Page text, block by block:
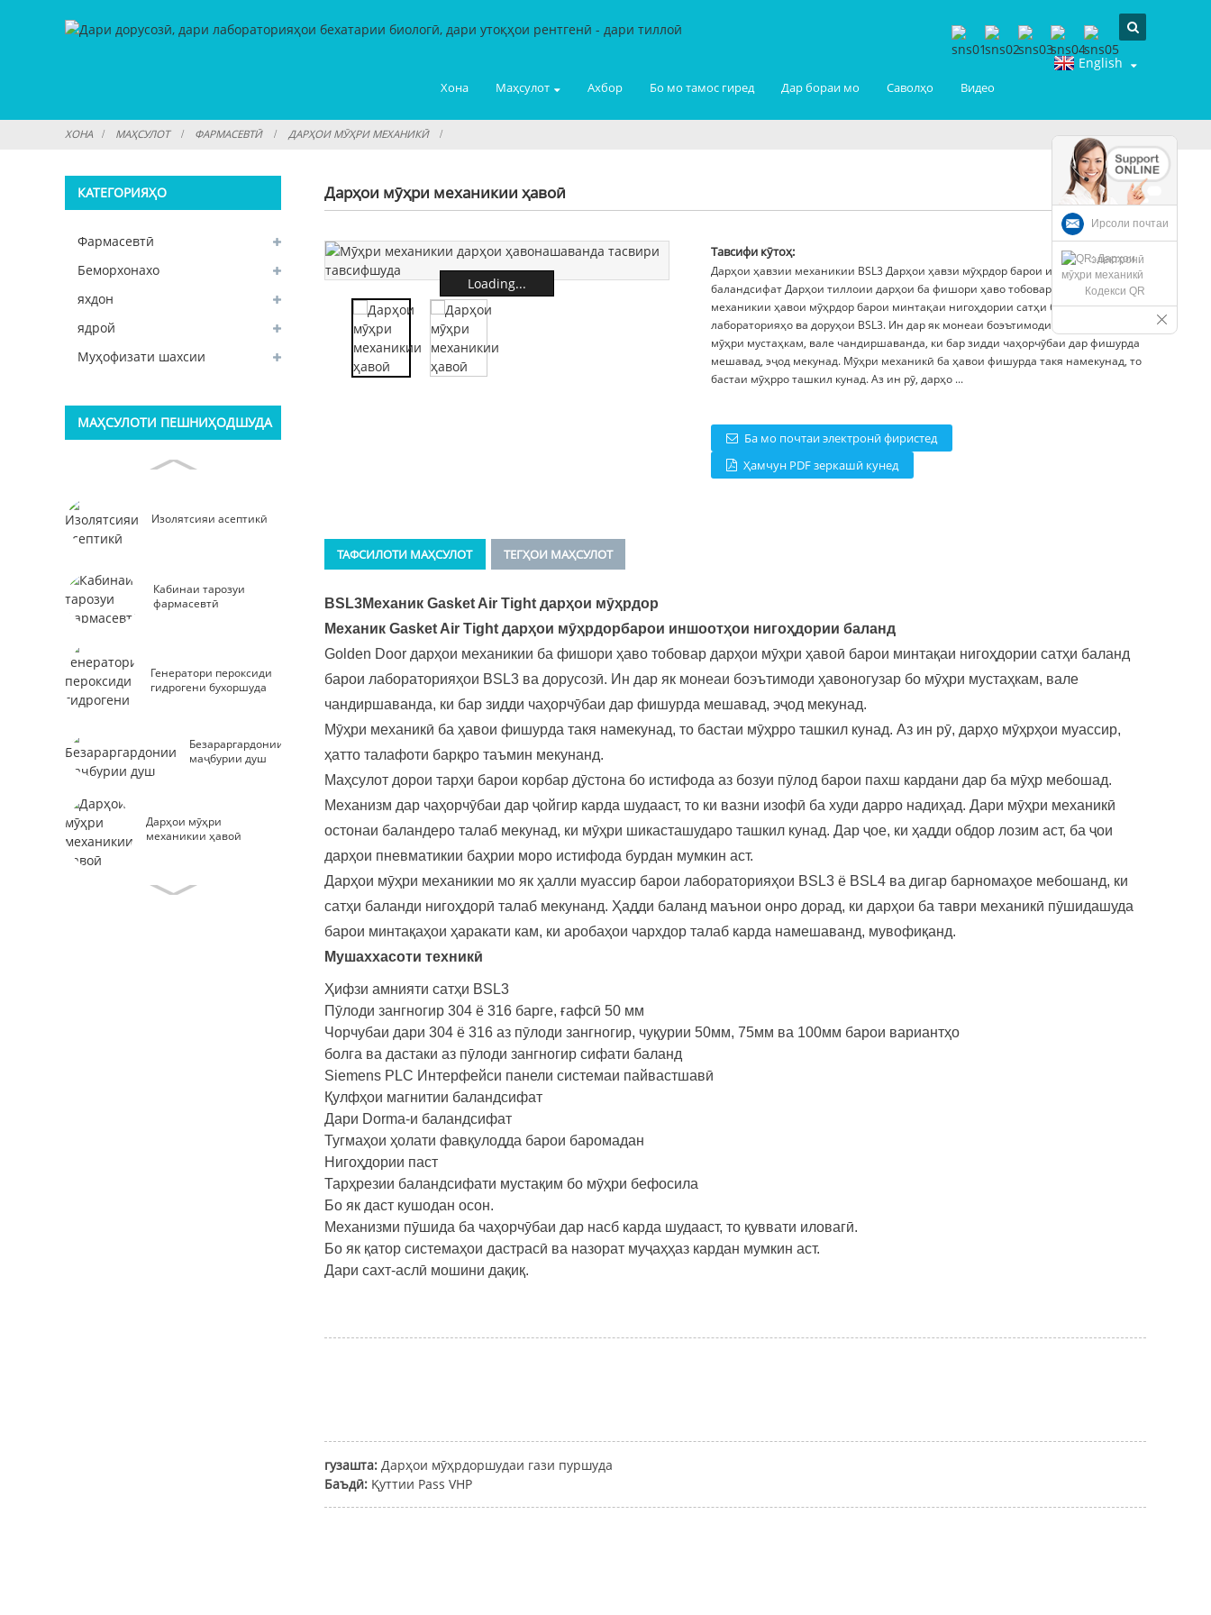
English
Хона Маҳсулот Ахбор Бо мо тамос гиред Дар бораи мо Саволҳо Видео
ХОНА МАҲСУЛОТ ФАРМАСЕВТӢ ДАРҲОИ МӮҲРИ МЕХАНИКӢ
КАТЕГОРИЯҲО
Фармасевтӣ
Беморхонахо
яхдон
ядрой
Муҳофизати шахсии
МАҲСУЛОТИ ПЕШНИҲОДШУДА
Изолятсияи асептикӣ
Кабинаи тарозуи
фармасевтӣ
Генератори пероксиди
гидрогени бухоршуда
Безараргардонии
маҷбурии душ
Дарҳои мӯҳри
механикии ҳавоӣ
Дарҳои
Дарҳои мӯҳри механикии ҳавоӣ
Loading...
Тавсифи кӯтоҳ:
Дарҳои ҳавзии механикии BSL3 Дарҳои ҳавзи мӯҳрдор барои иншоотҳои
баландсифат Дарҳои тиллоии дарҳои ба фишори ҳаво тобовар ба гази
механикии ҳавои мӯҳрдор барои минтақаи нигоҳдории сатҳи баланд барои
лабораторияҳо ва доруҳои BSL3. Ин дар як монеаи боэътимоди ҳавоногузар бо
мӯҳри мустаҳкам, вале чандиршаванда, ки бар зидди чаҳорчӯбаи дар фишурда
мешавад, эҷод мекунад. Мӯҳри механикӣ ба ҳавои фишурда такя намекунад, то
бастаи мӯҳрро ташкил кунад. Аз ин рӯ, дарҳо ...
Ба мо почтаи электронӣ фиристед
Ҳамчун PDF зеркашӣ кунед
ТАФСИЛОТИ МАҲСУЛОТ ТЕГҲОИ МАҲСУЛОТ
BSL3Механик Gasket Air Tight дарҳои мӯҳрдор
Механик Gasket Air Tight дарҳои мӯҳрдорбарои иншоотҳои нигоҳдории баланд
Golden Door дарҳои механикии ба фишори ҳаво тобовар дарҳои мӯҳри ҳавоӣ барои минтақаи нигоҳдории сатҳи баланд
барои лабораторияҳои BSL3 ва дорусозӣ. Ин дар як монеаи боэътимоди ҳавоногузар бо мӯҳри мустаҳкам, вале
чандиршаванда, ки бар зидди чаҳорчӯбаи дар фишурда мешавад, эҷод мекунад.
Мӯҳри механикӣ ба ҳавои фишурда такя намекунад, то бастаи мӯҳрро ташкил кунад. Аз ин рӯ, дарҳо мӯҳрҳои муассир,
ҳатто талафоти барқро таъмин мекунанд.
Маҳсулот дорои тарҳи барои корбар дӯстона бо истифода аз бозуи пӯлод барои пахш кардани дар ба мӯҳр мебошад.
Механизм дар чаҳорчӯбаи дар ҷойгир карда шудааст, то ки вазни изофӣ ба худи дарро надиҳад. Дари мӯҳри механикӣ
остонаи баландеро талаб мекунад, ки мӯҳри шикасташударо ташкил кунад. Дар ҷое, ки ҳадди обдор лозим аст, ба ҷои
дарҳои пневматикии баҳрии моро истифода бурдан мумкин аст.
Дарҳои мӯҳри механикии мо як ҳалли муассир барои лабораторияҳои BSL3 ё BSL4 ва дигар барномаҳое мебошанд, ки
сатҳи баланди нигоҳдорӣ талаб мекунанд. Ҳадди баланд маънои онро дорад, ки дарҳои ба таври механикӣ пӯшидашуда
барои минтақаҳои ҳаракати кам, ки аробаҳои чархдор талаб карда намешаванд, мувофиқанд.
Мушаххасоти техникӣ
Ҳифзи амнияти сатҳи BSL3
Пӯлоди зангногир 304 ё 316 барге, ғафсӣ 50 мм
Чорчубаи дари 304 ё 316 аз пӯлоди зангногир, чуқурии 50мм, 75мм ва 100мм барои вариантҳо
болга ва дастаки аз пӯлоди зангногир сифати баланд
Siemens PLC Интерфейси панели системаи пайвастшавӣ
Қулфҳои магнитии баландсифат
Дари Dorma-и баландсифат
Тугмаҳои ҳолати фавқулодда барои баромадан
Нигоҳдории паст
Тарҳрезии баландсифати мустақим бо мӯҳри бефосила
Бо як даст кушодан осон.
Механизми пӯшида ба чаҳорчӯбаи дар насб карда шудааст, то қуввати иловагӣ.
Бо як қатор системаҳои дастрасӣ ва назорат муҷаҳҳаз кардан мумкин аст.
Дари сахт-аслӣ мошини дақиқ.
гузашта: Дарҳои мӯҳрдоршудаи гази пуршуда
Баъдӣ: Қуттии Pass VHP
Ирсоли почтаи
электронӣ
Кодекси QR